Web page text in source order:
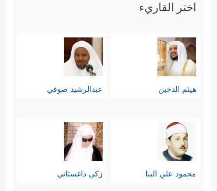
اختر القاريء
هيثم الدخين عبدالرشيد صوفي
محمود علي البنا زكي داغستاني